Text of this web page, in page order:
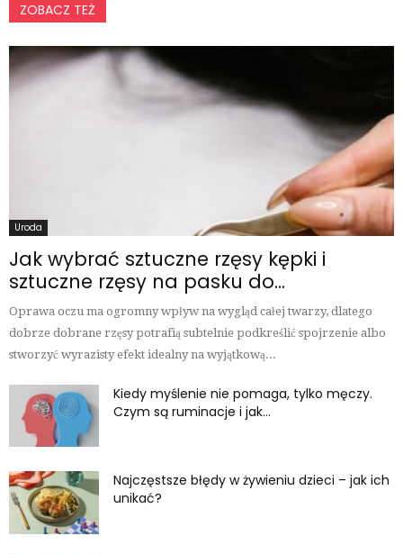
ZOBACZ TEŻ
Uroda
Jak wybrać sztuczne rzęsy kępki i
sztuczne rzęsy na pasku do...
Oprawa oczu ma ogromny wpływ na wygląd całej twarzy, dlatego
dobrze dobrane rzęsy potrafią subtelnie podkreślić spojrzenie albo
stworzyć wyrazisty efekt idealny na wyjątkową...
Kiedy myślenie nie pomaga, tylko męczy.
Czym są ruminacje i jak...
Najczęstsze błędy w żywieniu dzieci – jak ich
unikać?